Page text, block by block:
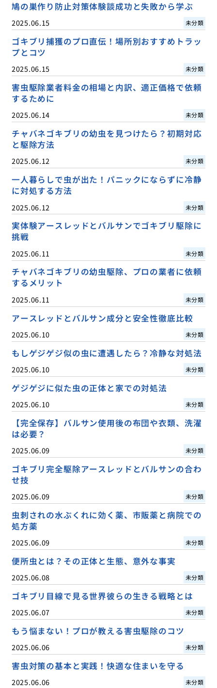
鳩の巣作り防止対策体験談成功と失敗から学ぶ
2025.06.15 未分類
ゴキブリ捕獲のプロ直伝！場所別おすすめトラッ
プとコツ
2025.06.15 未分類
害虫駆除業者料金の相場と内訳、適正価格で依頼
するために
2025.06.14 未分類
チャバネゴキブリの幼虫を見つけたら？初期対応
と駆除方法
2025.06.12 未分類
一人暮らしで虫が出た！パニックにならずに冷静
に対処する方法
2025.06.12 未分類
実体験アースレッドとバルサンでゴキブリ駆除に
挑戦
2025.06.11 未分類
チャバネゴキブリの幼虫駆除、プロの業者に依頼
するメリット
2025.06.11 未分類
アースレッドとバルサン成分と安全性徹底比較
2025.06.10 未分類
もしゲジゲジ似の虫に遭遇したら？冷静な対処法
2025.06.10 未分類
ゲジゲジに似た虫の正体と家での対処法
2025.06.10 未分類
【完全保存】バルサン使用後の布団や衣類、洗濯
は必要？
2025.06.09 未分類
ゴキブリ完全駆除アースレッドとバルサンの合わ
せ技
2025.06.09 未分類
虫刺されの水ぶくれに効く薬、市販薬と病院での
処方薬
2025.06.09 未分類
便所虫とは？その正体と生態、意外な事実
2025.06.08 未分類
ゴキブリ目線で見る世界彼らの生きる戦略とは
2025.06.07 未分類
もう悩まない！プロが教える害虫駆除のコツ
2025.06.06 未分類
害虫対策の基本と実践！快適な住まいを守る
2025.06.06 未分類